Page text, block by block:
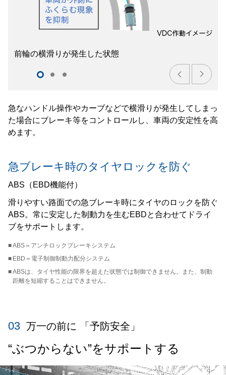
急なハンドル操作やカーブなどで横滑りが発生してしまっ
た場合にブレーキ等をコントロールし、車両の安定性を高
めます。
前輪の横滑りが発生した状態
急ブレーキ時のタイヤロックを防ぐ
ABS（EBD機能付）
滑りやすい路面での急ブレーキ時にタイヤのロックを防ぐ
ABS。常に安定した制動力を生むEBDと合わせてドライ
ブをサポートします。
■ABS＝アンチロックブレーキシステム
■ EBD＝電子制御制動力配分システム
■ABSは、タイヤ性能の限界を超えた状態では制御できません。また、制動
距離を短縮することはできません。
03 万一の前に 「予防安全」
“ぶつからない”をサポートする